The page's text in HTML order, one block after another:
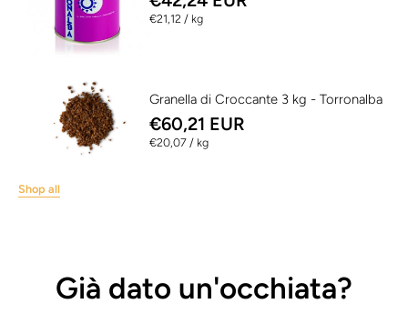
€21,12 / per
kg
Granella di Croccante 3 kg - Torronalba
€60,21 EUR
€20,07 / per
kg
Shop all
Già dato un'occhiata?